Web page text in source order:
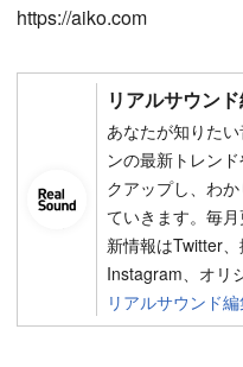
https://aiko.com
リアルサウン
あなたが知りた
ンの最新トレン
クアップし、わ
ていきます。毎
新情報はTwitter
Instagram、オリ
リアルサウンド